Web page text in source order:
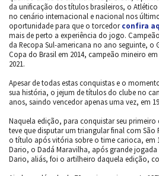
da unificação dos títulos brasileiros, o
no cenário internacional e nacional nos
oportunidade para que o torcedorconfira
mais de perto a experiência do jogo.
da Recopa Sul-americana no ano seguinte, o
Copa do Brasil em 2014, campeão mineiro em
2021.
Apesar de todas estas conquistas e o
sua história, o jejum de títulos do clube no
anos, saindo vencedor apenas uma vez, em
Naquela edição, para conquistar seu
teve que disputar um triangular final com
o título após vitória sobre o time carioca, em
Dario, o Dadá Maravilha, após grande
Dario, aliás, foi o artilheiro daquela edição,